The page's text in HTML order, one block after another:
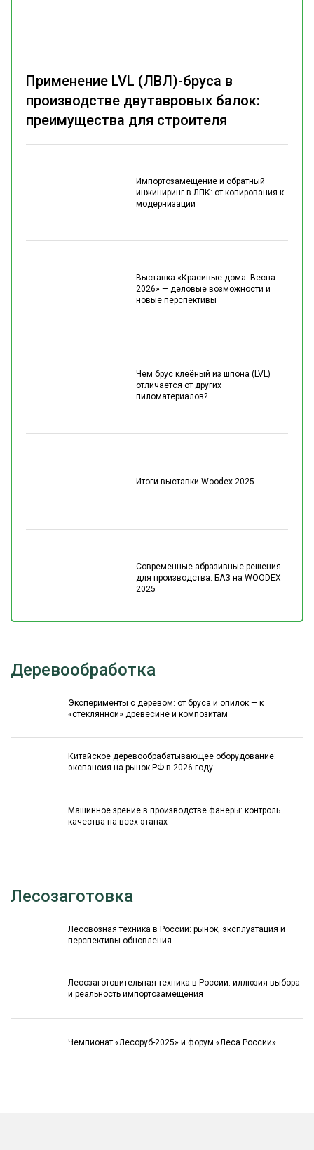
Импортозамещение и обратный
инжиниринг в ЛПК: от копирования к
модернизации
Выставка «Красивые дома. Весна
2026» — деловые возможности и
новые перспективы
Чем брус клеёный из шпона (LVL)
отличается от других
пиломатериалов?
Итоги выставки Woodex 2025
Современные абразивные решения
для производства: БАЗ на WOODEX
2025
Применение LVL (ЛВЛ)-бруса в
производстве двутавровых балок:
преимущества для строителя
Деревообработка
Эксперименты с деревом: от бруса и опилок — к
«стеклянной» древесине и композитам
Китайское деревообрабатывающее оборудование:
экспансия на рынок РФ в 2026 году
Машинное зрение в производстве фанеры: контроль
качества на всех этапах
Лесозаготовка
Лесовозная техника в России: рынок, эксплуатация и
перспективы обновления
Лесозаготовительная техника в России: иллюзия выбора
и реальность импортозамещения
Чемпионат «Лесоруб-2025» и форум «Леса России»